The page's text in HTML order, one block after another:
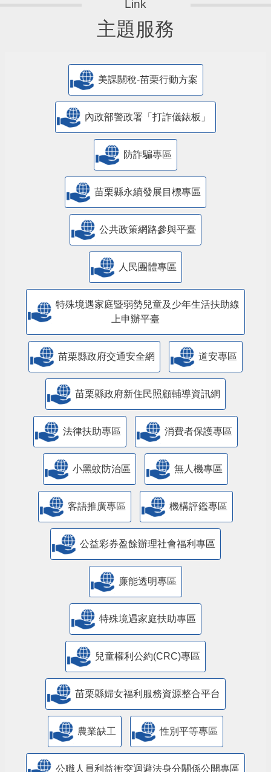
主題服務
美課關稅-苗栗行動方案
內政部警政署「打詐儀錶板」
防詐騙專區
苗栗縣永續發展目標專區
公共政策網路參與平臺
人民團體專區
特殊境遇家庭暨弱勢兒童及少年生活扶助線
上申辦平臺
苗栗縣政府交通安全網 道安專區
苗栗縣政府新住民照顧輔導資訊網
法律扶助專區 消費者保護專區
小黑蚊防治區 無人機專區
客語推廣專區 機構評鑑專區
公益彩券盈餘辦理社會福利專區
廉能透明專區
特殊境遇家庭扶助專區
兒童權利公約(CRC)專區
苗栗縣婦女福利服務資源整合平台
農業缺工 性別平等專區
公職人員利益衝突迴避法身分關係公開專區